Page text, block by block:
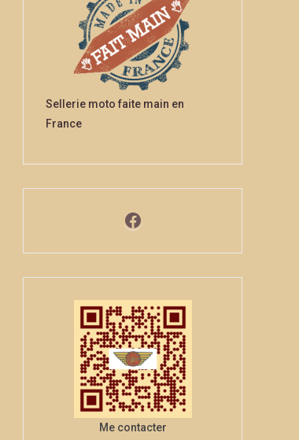
Sellerie moto faite main en
France
Facebook
Me contacter